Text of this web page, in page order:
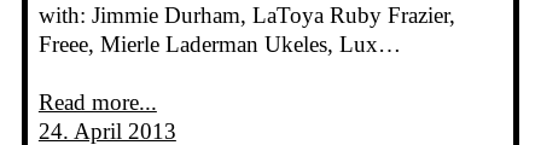
with: Jimmie Durham, LaToya Ruby Frazier,
Freee, Mierle Laderman Ukeles, Lux…
Read more...
24. April 2013